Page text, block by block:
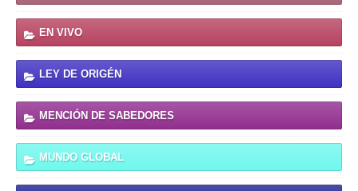
EN VIVO
LEY DE ORIGÉN
MENCIÓN DE SABEDORES
MUNDO GLOBAL